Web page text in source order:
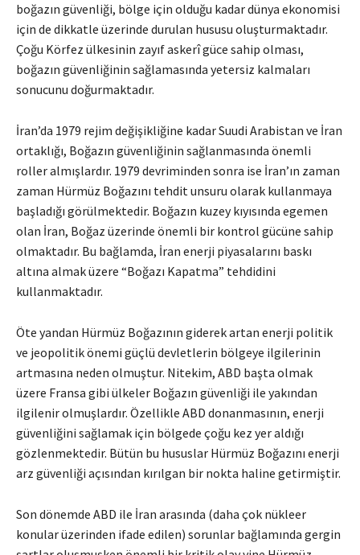
boğazın güvenliği, bölge için olduğu kadar dünya ekonomisi
için de dikkatle üzerinde durulan hususu oluşturmaktadır.
Çoğu Körfez ülkesinin zayıf askerî güce sahip olması,
boğazın güvenliğinin sağlamasında yetersiz kalmaları
sonucunu doğurmaktadır.
İran’da 1979 rejim değişikliğine kadar Suudi Arabistan ve İran
ortaklığı, Boğazın güvenliğinin sağlanmasında önemli
roller almışlardır. 1979 devriminden sonra ise İran’ın zaman
zaman Hürmüz Boğazını tehdit unsuru olarak kullanmaya
başladığı görülmektedir. Boğazın kuzey kıyısında egemen
olan İran, Boğaz üzerinde önemli bir kontrol gücüne sahip
olmaktadır. Bu bağlamda, İran enerji piyasalarını baskı
altına almak üzere “Boğazı Kapatma” tehdidini
kullanmaktadır.
Öte yandan Hürmüz Boğazının giderek artan enerji politik
ve jeopolitik önemi güçlü devletlerin bölgeye ilgilerinin
artmasına neden olmuştur. Nitekim, ABD başta olmak
üzere Fransa gibi ülkeler Boğazın güvenliği ile yakından
ilgilenir olmuşlardır. Özellikle ABD donanmasının, enerji
güvenliğini sağlamak için bölgede çoğu kez yer aldığı
gözlenmektedir. Bütün bu hususlar Hürmüz Boğazını enerji
arz güvenliği açısından kırılgan bir nokta haline getirmiştir.
Son dönemde ABD ile İran arasında (daha çok nükleer
konular üzerinden ifade edilen) sorunlar bağlamında gergin